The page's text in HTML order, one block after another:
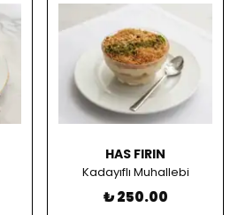
HAS FIRIN
Kadayıflı Muhallebi
₺ 250.00